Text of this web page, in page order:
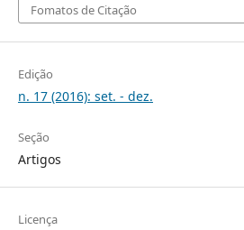
Fomatos de Citação
Edição
n. 17 (2016): set. - dez.
Seção
Artigos
Licença